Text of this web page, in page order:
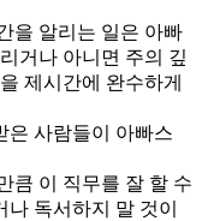
을 알리는 일은 아빠
거나 아니면 주의 깊
제시간에 완수하게
은 사람들이 아빠스
큼 이 직무를 잘 할 수
독서하지 말 것이